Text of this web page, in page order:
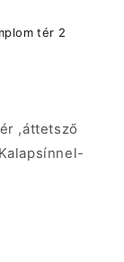
tér 2
,áttetsző